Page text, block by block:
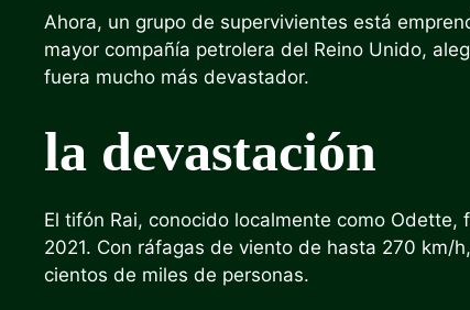
Ahora, un grupo de supervivientes está
mayor compañía petrolera del Reino Unido,
fuera mucho más devastador.
la devastación
El tifón Rai, conocido localmente como
2021. Con ráfagas de viento de hasta 270
cientos de miles de personas.